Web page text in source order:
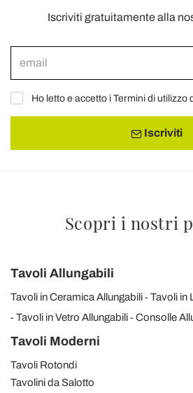
Iscriviti gratuitamente alla
Ho letto e accetto i Termini di utilizzo
Iscriviti
Scopri i nostri
Tavoli Allungabili
Tavoli in Ceramica Allungabili
Tavoli in
Tavoli in Vetro Allungabili
Consolle
Tavoli Moderni
Tavoli Rotondi
Tavolini da Salotto